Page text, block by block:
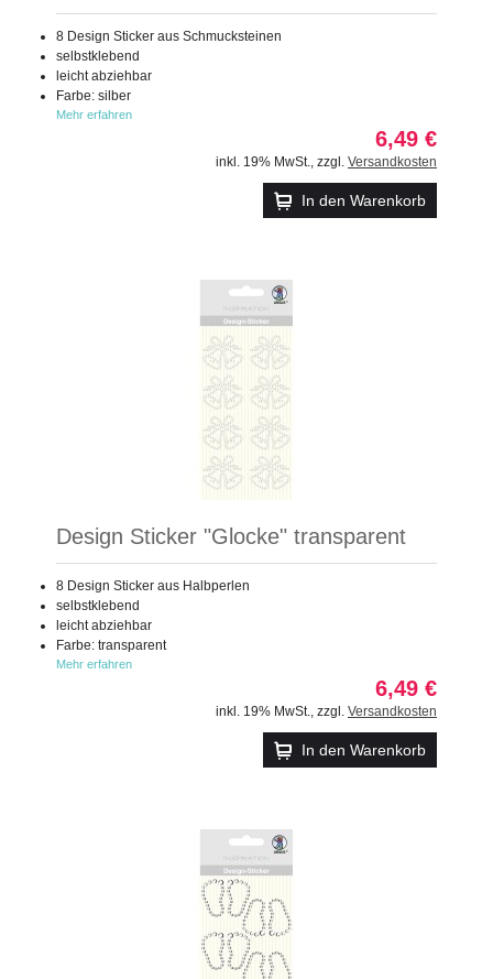
8 Design Sticker aus Schmucksteinen
selbstklebend
leicht abziehbar
Farbe: silber
Mehr erfahren
6,49 €
inkl. 19% MwSt. zzgl. Versandkosten
In den Warenkorb
Design Sticker "Glocke" transparent
8 Design Sticker aus Halbperlen
selbstklebend
leicht abziehbar
Farbe: transparent
Mehr erfahren
6,49 €
inkl. 19% MwSt. zzgl. Versandkosten
In den Warenkorb